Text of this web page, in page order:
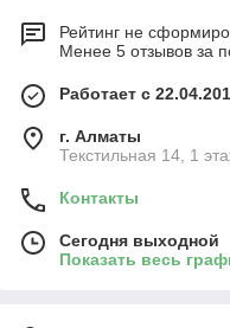
Рейтинг не
Менее 5 отзывов за
Работает с
г. Алматы
Текстильная 14, 1
Контакты
Сегодня выходной
Показать весь